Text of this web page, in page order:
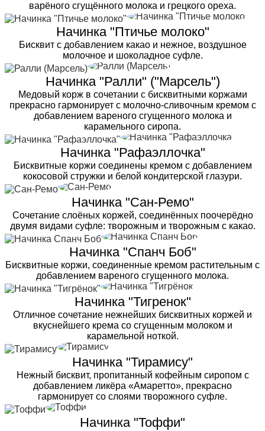
варёного сгущённого молока и грецкого ореха.
Начинка "Птичье молоко"
Бисквит с добавлением какао и нежное, воздушное
молочное и шоколадное суфле.
Начинка "Ралли" ("Марсель")
Медовый корж в сочетании с бисквитными коржами
прекрасно гармонирует с молочно-сливочным кремом с
добавлением вареного сгущенного молока и
карамельного сиропа.
Начинка "Рафаэллочка"
Бисквитные коржи соединены кремом с добавлением
кокосовой стружки и белой кондитерской глазури.
Начинка "Сан-Ремо"
Сочетание слоёных коржей, соединённых поочерёдно
двумя видами суфле: творожным и творожным с какао.
Начинка "Спанч Боб"
Бисквитные коржи, соединенные кремом растительным с
добавлением вареного сгущенного молока.
Начинка "Тигренок"
Отличное сочетание нежнейших бисквитных коржей и
вкуснейшего крема со сгущенным молоком и
карамельной ноткой.
Начинка "Тирамису"
Нежный бисквит, пропитанный кофейным сиропом с
добавлением ликёра «Амаретто», прекрасно
гармонирует со слоями творожного суфле.
Начинка "Тоффи"